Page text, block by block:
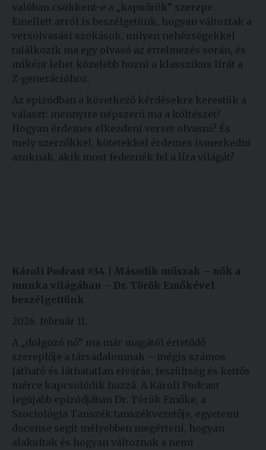
valóban csökkent-e a „kapuőrök” szerepe.
Emellett arról is beszélgetünk, hogyan változtak a
versolvasási szokások, milyen nehézségekkel
találkozik ma egy olvasó az értelmezés során, és
miként lehet közelebb hozni a klasszikus lírát a
Z-generációhoz.
Az epizódban a következő kérdésekre kerestük a
választ: mennyire népszerű ma a költészet?
Hogyan érdemes elkezdeni verset olvasni? És
mely szerzőkkel, kötetekkel érdemes ismerkedni
azoknak, akik most fedeznék fel a líra világát?
Károli Podcast #34 | Második műszak – nők a
munka világában – Dr. Török Emőkével
beszélgettünk
2026. február 11.
A „dolgozó nő” ma már magától értetődő
szereplője a társadalomnak – mégis számos
látható és láthatatlan elvárás, feszültség és kettős
mérce kapcsolódik hozzá. A Károli Podcast
legújabb epizódjában Dr. Török Emőke, a
Szociológia Tanszék tanszékvezetője, egyetemi
docense segít mélyebben megérteni, hogyan
alakultak és hogyan változnak a nemi